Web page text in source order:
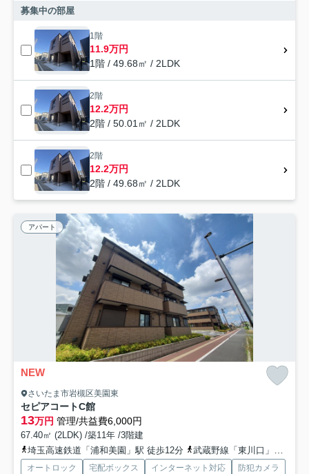
募集中の部屋
1階
11.9万円
1階 / 49.68㎡ / 2LDK
2階
12.2万円
2階 / 50.01㎡ / 2LDK
2階
12.2万円
2階 / 49.68㎡ / 2LDK
アパート
NEW
さいたま市岩槻区美園東
セピアコートC館
13万円 管理/共益費6,000円
67.40㎡ (2LDK) /築11年 /3階建
埼玉高速鉄道「浦和美園」駅 徒歩12分
武蔵野線「東川口」駅 徒歩45分
オートロック 宅配ボックス インターネット対応 防犯カメラ